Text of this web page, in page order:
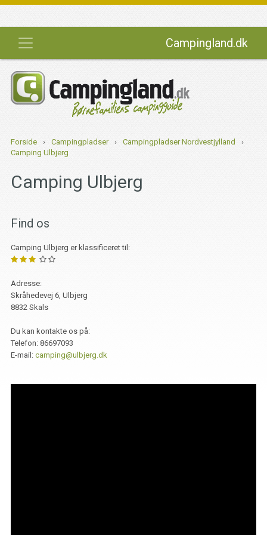
Campingland.dk
Forside › Campingpladser › Campingpladser Nordvestjylland
›
Camping Ulbjerg
Camping Ulbjerg
Find os
Camping Ulbjerg er klassificeret til:
Adresse:
Skråhedevej 6, Ulbjerg
8832 Skals
Du kan kontakte os på:
Telefon: 86697093
E-mail: camping@ulbjerg.dk